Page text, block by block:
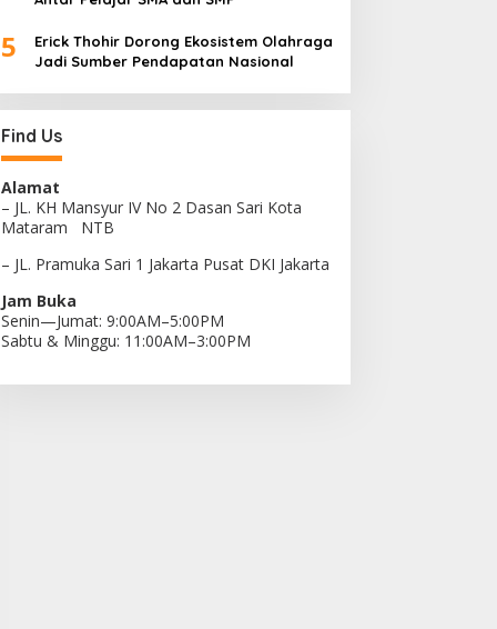
5
Erick Thohir Dorong Ekosistem Olahraga
Jadi Sumber Pendapatan Nasional
Find Us
Alamat
– JL. KH Mansyur IV No 2 Dasan Sari Kota
Mataram NTB
– JL. Pramuka Sari 1 Jakarta Pusat DKI Jakarta
Jam Buka
Senin—Jumat: 9:00AM–5:00PM
Sabtu & Minggu: 11:00AM–3:00PM